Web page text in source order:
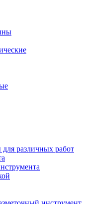
различных работ